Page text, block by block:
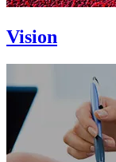
Vision